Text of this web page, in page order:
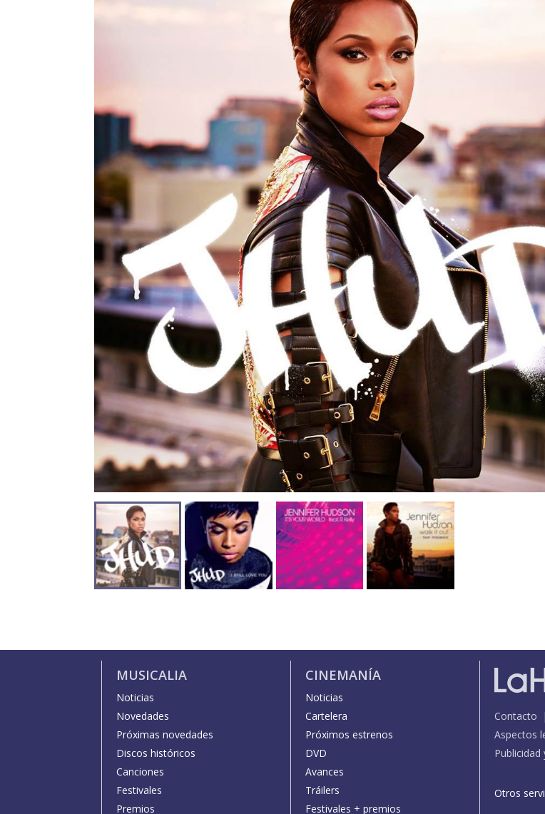
MUSICALIA
Noticias
Novedades
Próximas novedades
Discos históricos
Canciones
Festivales
Premios
CINEMANÍA
Noticias
Cartelera
Próximos estrenos
DVD
Avances
Tráilers
Festivales + premios
Contacto
Aspectos
Otros